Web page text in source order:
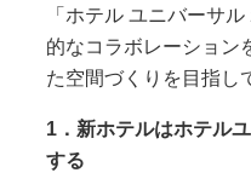
「ホテル ユニバーサ
的なコラボレーション
た空間づくりを目指し
1．新ホテルはホテル
する